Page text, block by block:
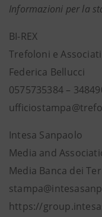
Informazioni per la
BI-REX
Trefoloni e Associati
Federica Bellucci
0575735384 –
Intesa Sanpaolo
Media and
Media Banca dei
https://